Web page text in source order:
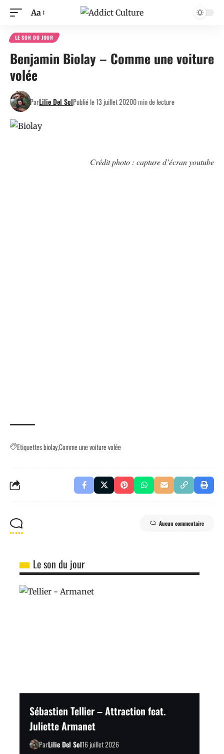
Aa
LE SON DU JOUR
Benjamin Biolay – Comme une voiture
volée
ParLilie Del SolPublié le 13 juillet 20200 min de lecture
Crédit photo : capture d’écran youtube
EtiquettesbiolayComme une voiture volée
Aucun commentaire
Le son du jour
Sébastien Tellier – Attraction feat.
Juliette Armanet
ParLilie Del Sol16 juillet 2026